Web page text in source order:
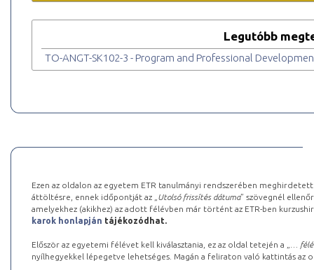
Legutóbb
TO-ANGT-SK102-3 - Program and Professional
Ezen az oldalon az egyetem ETR tanulmányi rendszerében
áttöltésre, ennek időpontját az „ Utolsó frissítés dátuma” szövegnél
amelyekhez (akikhez) az adott félévben már történt az ETR-ben
karok honlapján tájékozódhat.
Először az egyetemi félévet kell kiválasztania, ez az oldal tetején a „
…
nyílhegyekkel lépegetve lehetséges. Magán a feliraton való kattintás az